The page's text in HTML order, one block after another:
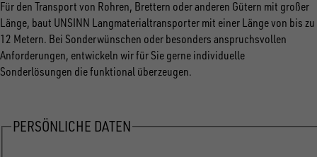
Für den Transport von Rohren, Brettern oder anderen Gütern mit großer
Länge, baut UNSINN Langmaterialtransporter mit einer Länge von bis zu
12 Metern. Bei Sonderwünschen oder besonders anspruchsvollen
Anforderungen, entwickeln wir für Sie gerne individuelle
Sonderlösungen die funktional überzeugen.
PERSÖNLICHE DATEN